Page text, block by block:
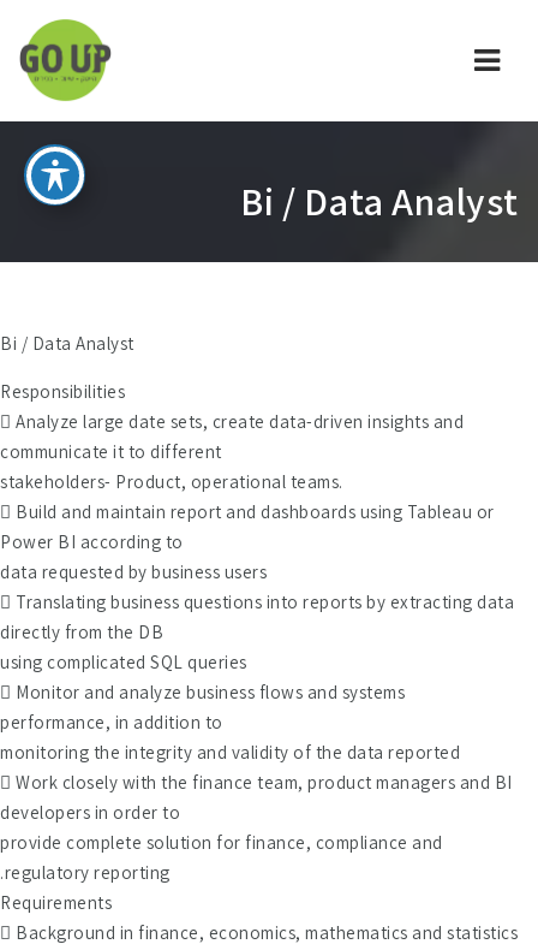
ניווט
Bi / Data Analyst
Bi / Data Analyst
Responsibilities
 Analyze large date sets, create data-driven insights and
communicate it to different
.stakeholders- Product, operational teams
 Build and maintain report and dashboards using Tableau or
Power BI according to
data requested by business users
 Translating business questions into reports by extracting data
directly from the DB
using complicated SQL queries
 Monitor and analyze business flows and systems
performance, in addition to
monitoring the integrity and validity of the data reported
 Work closely with the finance team, product managers and BI
developers in order to
provide complete solution for finance, compliance and
regulatory reporting.
Requirements
 Background in finance, economics, mathematics and statistics